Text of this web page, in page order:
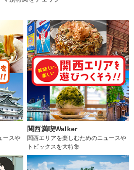
ースや
関西満喫Walker
関西エリアを楽しむためのニュースや
トピックスを大特集